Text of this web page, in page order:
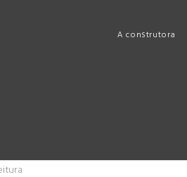
A construtora